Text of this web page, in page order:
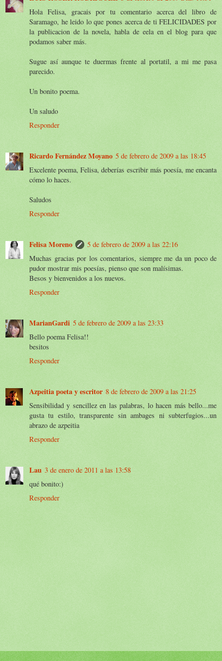
Hola Felisa, gracais por tu comentario acerca del libro de
Saramago, he leido lo que pones acerca de ti FELICIDADES por
la publicacion de la novela, habla de eela en el blog para que
podamos saber más.
Sugue así aunque te duermas frente al portatil, a mi me pasa
parecido.
Un bonito poema.
Un saludo
Responder
Ricardo Fernández Moyano 5 de febrero de 2009 a las 18:45
Excelente poema, Felisa, deberías escribir más poesía, me encanta
cómo lo haces.
Saludos
Responder
Felisa Moreno
5 de febrero de 2009 a las 22:16
Muchas gracias por los comentarios, siempre me da un poco de
pudor mostrar mis poesías, pienso que son malísimas.
Besos y bienvenidos a los nuevos.
Responder
MarianGardi 5 de febrero de 2009 a las 23:33
Bello poema Felisa!!
besitos
Responder
Azpeitia poeta y escritor 8 de febrero de 2009 a las 21:25
Sensibilidad y sencillez en las palabras, lo hacen más bello...me
gusta tu estilo, transparente sin ambages ni subterfugios...un
abrazo de azpeitia
Responder
Lau 3 de enero de 2011 a las 13:58
qué bonito:)
Responder